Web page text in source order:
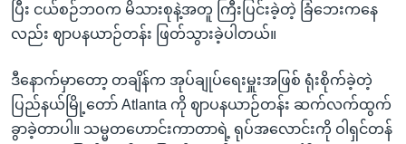
ပြီး ငယ်စဉ်ဘဝက မိသားစုနဲ့အတူ ကြီးပြင်းခဲ့တဲ့ ခြံဘေးကနေ
လည်း ဈာပနယာဉ်တန်း ဖြတ်သွားခဲ့ပါတယ်။
ဒီနောက်မှာတော့ တချိန်က အုပ်ချုပ်ရေးမှူးအဖြစ် ရုံးစိုက်ခဲ့တဲ့
ပြည်နယ်မြို့တော် Atlanta ကို ဈာပနယာဉ်တန်း ဆက်လက်ထွက်
ခွာခဲ့တာပါ။ သမ္မတဟောင်းကာတာရဲ့ ရုပ်အလောင်းကို ဝါရှင်တန်